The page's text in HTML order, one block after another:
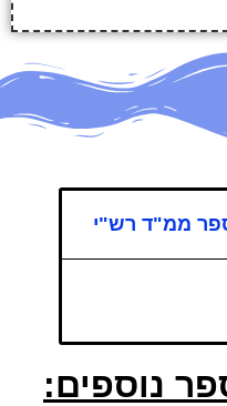
ממ"ד רש"י
נוספים: